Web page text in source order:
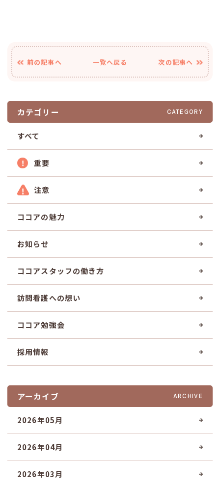
前の記事へ 一覧へ戻る 次の記事へ
カテゴリー CATEGORY
すべて
重要
注意
ココアの魅力
お知らせ
ココアスタッフの働き方
訪問看護への想い
ココア勉強会
採用情報
アーカイブ ARCHIVE
2026年05月
2026年04月
2026年03月